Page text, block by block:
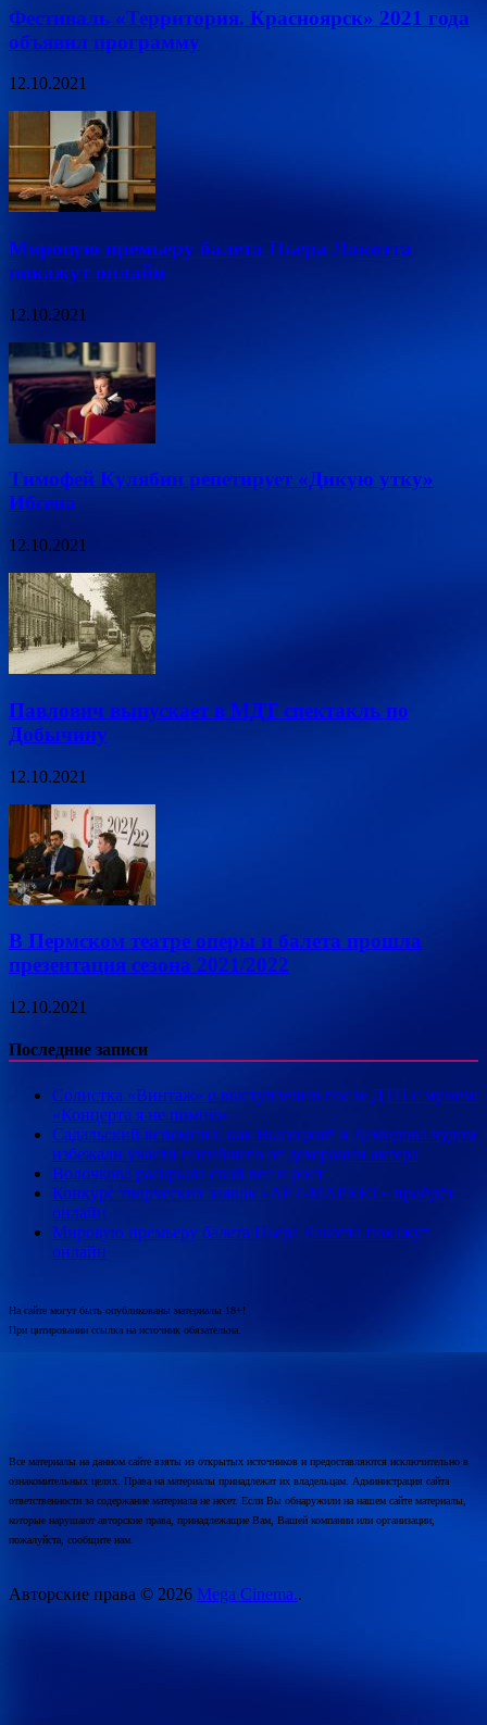
Фестиваль «Территория. Красноярск» 2021 года
объявил программу
12.10.2021
Мировую премьеру балета Пьера Лакотта
покажут онлайн
12.10.2021
Тимофей Кулябин репетирует «Дикую утку»
Ибсена
12.10.2021
Павлович выпускает в МДТ спектакль по
Добычину
12.10.2021
В Пермском театре оперы и балета прошла
презентация сезона 2021/2022
12.10.2021
Последние записи
Солистка «Винтаж» о выступлении после ДТП с мужем:
«Концерта я не помню»
Садальский вспомнил, как Высоцкий и Демидова чудом
избежали участи погибшего от декорации актера
Волочкова раскрыла свой вес и рост
Конкурс творческих заявок «АРТ-МАРКЕТ» пройдёт
онлайн
Мировую премьеру балета Пьера Лакотта покажут
онлайн
На сайте могут быть опубликованы материалы 18+!
При цитировании ссылка на источник обязательна.
Все материалы на данном сайте взяты из открытых источников и предоставляются исключительно в
ознакомительных целях. Права на материалы принадлежат их владельцам. Администрация сайта
ответственности за содержание материала не несет. Если Вы обнаружили на нашем сайте материалы,
которые нарушают авторские права, принадлежащие Вам, Вашей компании или организации,
пожалуйста, сообщите нам.
Авторские права © 2026 Mega Cinema..